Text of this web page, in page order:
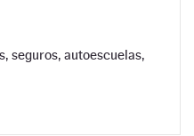
seguros, autoescuelas,